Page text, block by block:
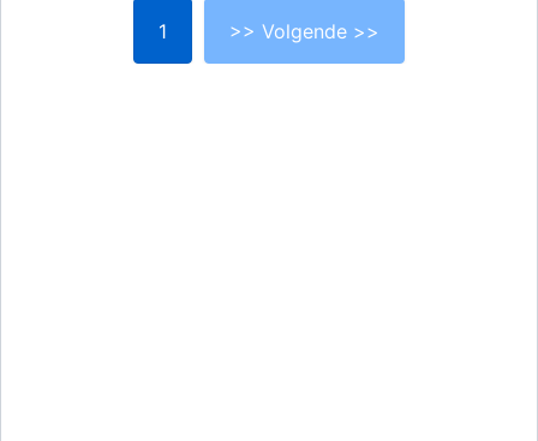
1 >> Volgende >>